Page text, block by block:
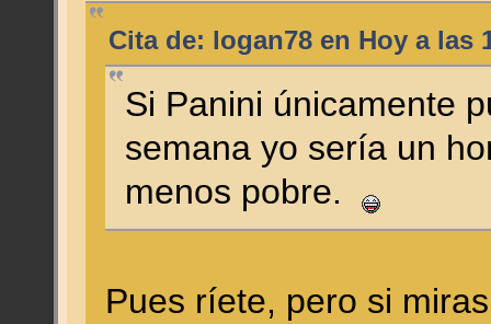
Cita de: logan78 en Hoya las
Si Panini únicamente
semana yo sería un
menos pobre.
Pues ríete, pero si